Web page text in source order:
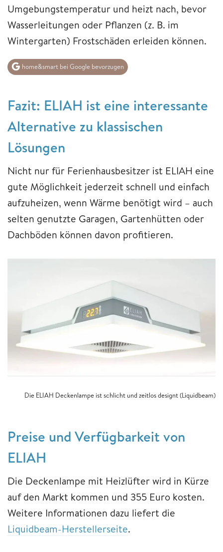
Umgebungstemperatur und heizt nach, bevor
Wasserleitungen oder Pflanzen (z. B. im
Wintergarten) Frostschäden erleiden können.
home&smart bei Google bevorzugen
Fazit: ELIAH ist eine interessante
Alternative zu klassischen
Lösungen
Nicht nur für Ferienhausbesitzer ist ELIAH eine
gute Möglichkeit jederzeit schnell und einfach
aufzuheizen, wenn Wärme benötigt wird – auch
selten genutzte Garagen, Gartenhütten oder
Dachböden können davon profitieren.
Die ELIAH Deckenlampe ist schlicht und zeitlos designt (Liquidbeam)
Preise und Verfügbarkeit von
ELIAH
Die Deckenlampe mit Heizlüfter wird in Kürze
auf den Markt kommen und 355 Euro kosten.
Weitere Informationen dazu liefert die
Liquidbeam-Herstellerseite.